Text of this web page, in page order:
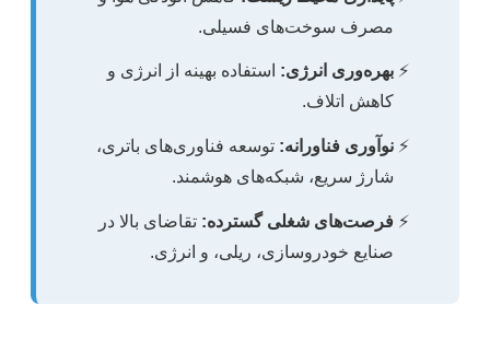
مصرف سوخت‌های فسیلی.
بهره‌وری انرژی: استفاده بهینه از انرژی و
کاهش اتلاف.
نوآوری فناورانه: توسعه فناوری‌های باتری،
شارژ سریع، شبکه‌های هوشمند.
فرصت‌های شغلی گسترده: تقاضای بالا در
صنایع خودروسازی، ریلی، و انرژی.